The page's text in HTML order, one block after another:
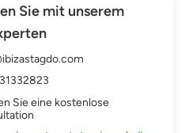
Sie mit unserem
Sie eine kostenlose